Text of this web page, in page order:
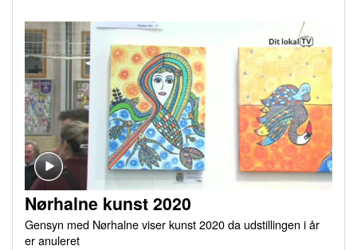
Nørhalne kunst 2020
Gensyn med Nørhalne viser kunst 2020 da udstillingen i år
er anuleret